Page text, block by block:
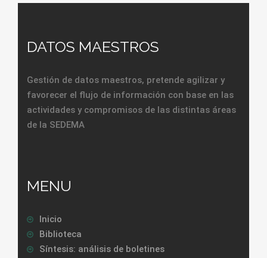
DATOS MAESTROS
Gestión de datos maestros, pretende agilizar y
favorecer el flujo de información con base en las
actividades y compromisos de las distintas áreas
de la SEDEMA
MENU
Inicio
Biblioteca
Síntesis: análisis de boletines